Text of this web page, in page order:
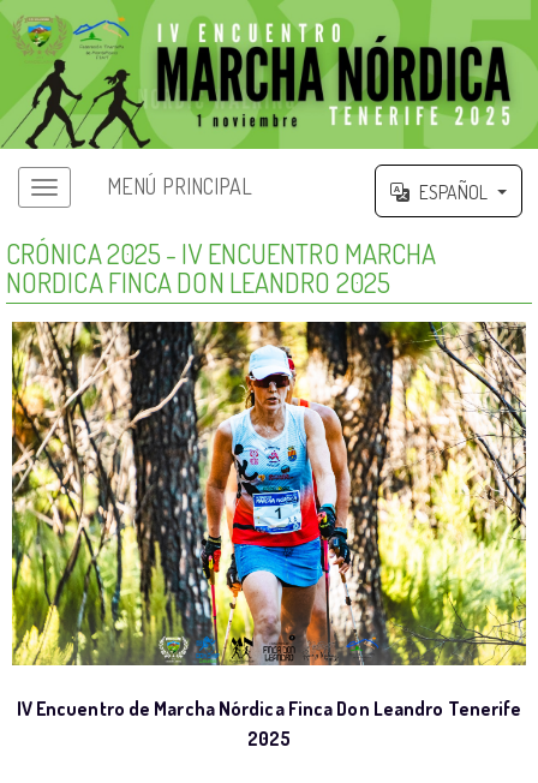
MENÚ PRINCIPAL ESPAÑOL
CRÓNICA 2025 - IV ENCUENTRO MARCHA
NORDICA FINCA DON LEANDRO 2025
IV Encuentro de Marcha Nórdica Finca Don Leandro Tenerife
2025